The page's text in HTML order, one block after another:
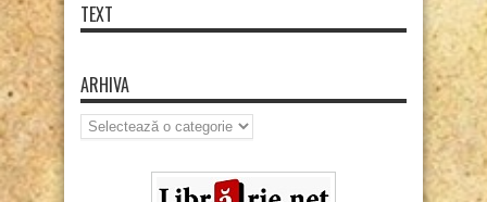
TEXT
ARHIVA
Arhiva